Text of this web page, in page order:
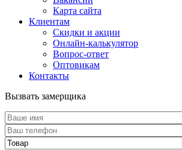
Карта сайта
Клиентам
Скидки и акции
Онлайн-калькулятор
Вопрос-ответ
Оптовикам
Контакты
Вызвать замерщика